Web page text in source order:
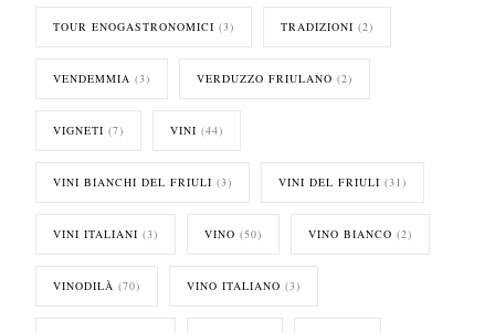
TOUR ENOGASTRONOMICI (3) TRADIZIONI (2)
VENDEMMIA (3) VERDUZZO FRIULANO (2)
VIGNETI (7) VINI (44)
VINI BIANCHI DEL FRIULI (3) VINI DEL FRIULI (31)
VINI ITALIANI (3) VINO (50) VINO BIANCO (2)
VINODILÀ (70) VINO ITALIANO (3)